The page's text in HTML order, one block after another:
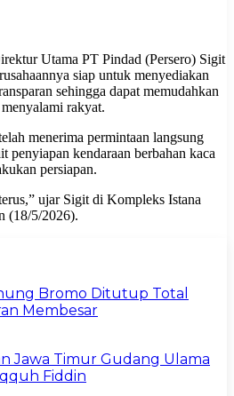
Utama PT Pindad (Persero) Sigit
siap untuk menyediakan
sehingga dapat memudahkan
rakyat.
menerima permintaan langsung
penyiapan kendaraan berbahan kaca
persiapan.
ujar Sigit di Kompleks Istana
(18/5/2026).
Bromo Ditutup Total
Membesar
Jawa Timur Gudang Ulama
Fiddin